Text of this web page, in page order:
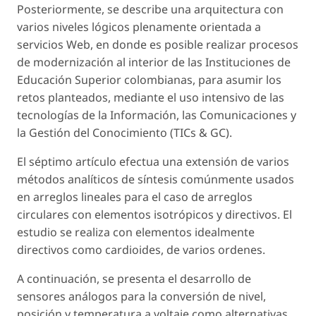
Posteriormente, se describe una arquitectura con
varios niveles lógicos plenamente orientada a
servicios Web, en donde es posible realizar procesos
de modernización al interior de las Instituciones de
Educación Superior colombianas, para asumir los
retos planteados, mediante el uso intensivo de las
tecnologías de la Información, las Comunicaciones y
la Gestión del Conocimiento (TICs & GC).
El séptimo artículo efectua una extensión de varios
métodos analíticos de síntesis comúnmente usados
en arreglos lineales para el caso de arreglos
circulares con elementos isotrópicos y directivos. El
estudio se realiza con elementos idealmente
directivos como cardioides, de varios ordenes.
A continuación, se presenta el desarrollo de
sensores análogos para la conversión de nivel,